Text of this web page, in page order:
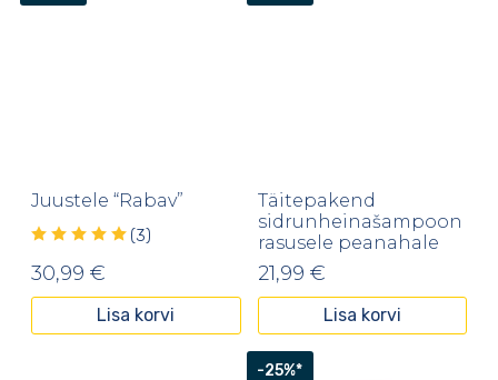
Juustele “Rabav”
(3)
30,99 €
Lisa korvi
Täitepakend
sidrunheinašampoon
rasusele peanahale
21,99 €
Lisa korvi
-25%*